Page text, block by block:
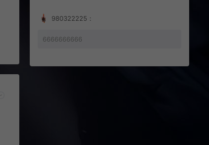
980322225：
6666666666